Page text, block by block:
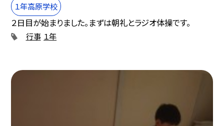
１年高原学校
２日目が始まりました。まずは朝礼とラジオ体操です。
行事 １年